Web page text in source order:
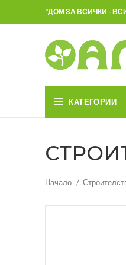
"ДОМ ЗА ВСИЧКИ -
КАТЕГОРИИ
Начало